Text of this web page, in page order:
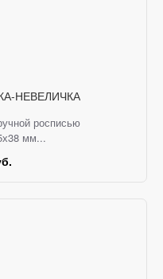
НЕВЕЛИЧКА
росписью
мм...